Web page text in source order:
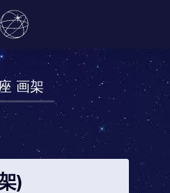
画架
)